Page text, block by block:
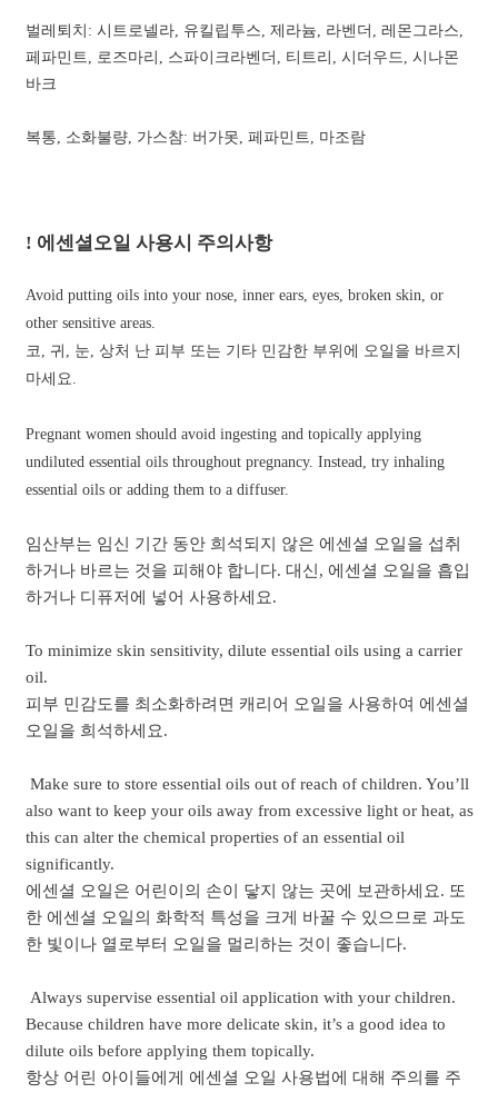
벌레퇴치: 시트로넬라, 유킬립투스, 제라늄, 라벤더, 레몬그라스,
페파민트, 로즈마리, 스파이크라벤더, 티트리, 시더우드, 시나몬
바크
복통, 소화불량, 가스참: 버가못, 페파민트, 마조람
! 에센셜오일 사용시 주의사항
Avoid putting oils into your nose, inner ears, eyes, broken skin, or
other sensitive areas.
코, 귀, 눈, 상처 난 피부 또는 기타 민감한 부위에 오일을 바르지
마세요.
Pregnant women should avoid ingesting and topically applying
undiluted essential oils throughout pregnancy. Instead, try inhaling
essential oils or adding them to a diffuser.
임산부는 임신 기간 동안 희석되지 않은 에센셜 오일을 섭취
하거나 바르는 것을 피해야 합니다. 대신, 에센셜 오일을 흡입
하거나 디퓨저에 넣어 사용하세요.
To minimize skin sensitivity, dilute essential oils using a carrier
oil.
피부 민감도를 최소화하려면 캐리어 오일을 사용하여 에센셜
오일을 희석하세요.
Make sure to store essential oils out of reach of children. You’ll
also want to keep your oils away from excessive light or heat, as
this can alter the chemical properties of an essential oil
significantly.
에센셜 오일은 어린이의 손이 닿지 않는 곳에 보관하세요. 또
한 에센셜 오일의 화학적 특성을 크게 바꿀 수 있으므로 과도
한 빛이나 열로부터 오일을 멀리하는 것이 좋습니다.
Always supervise essential oil application with your children.
Because children have more delicate skin, it’s a good idea to
dilute oils before applying them topically.
항상 어린 아이들에게 에센셜 오일 사용법에 대해 주의를 주